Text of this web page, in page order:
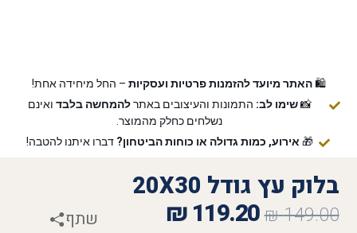
🛍️האתר מיועד להזמנות פרטיות ועסקיות – החל מיחידה אחת!
📸שימו לב: התמונות והעיצובים באתרלהמחשה בלבד ואינם
נשלחים כחלק מהמוצר.
🎁 אירוע, כמות גדולה או כוחות הביטחון? דברו איתנו להטבה!
בלוק עץ גודל 20X30
149.00
₪
119.20
₪ שתף